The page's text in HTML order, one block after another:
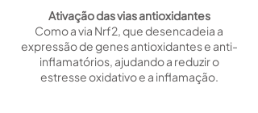
Ativação das vias antioxidantes
Como a via Nrf2, que desencadeia a
expressão de genes antioxidantes e anti-
inflamatórios, ajudando a reduzir o
estresse oxidativo e a inflamação.